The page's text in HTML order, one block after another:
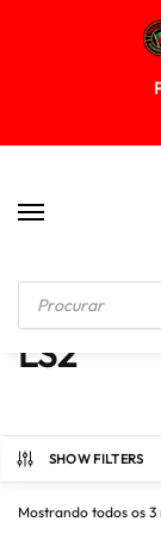
Início / Produtos
LS2
SHOW FILTERS
Mostrando todos os 3